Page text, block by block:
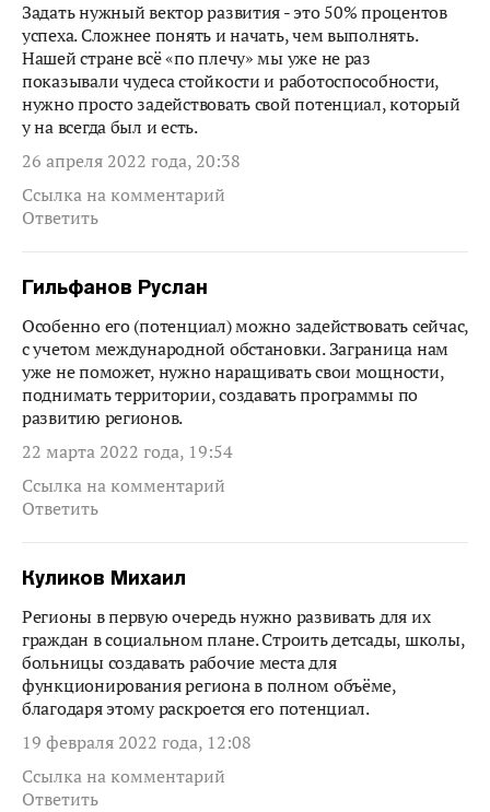
Задать нужный вектор развития - это 50% процентов
успеха. Сложнее понять и начать, чем выполнять.
Нашей стране всё «по плечу» мы уже не раз
показывали чудеса стойкости и работоспособности,
нужно просто задействовать свой потенциал, который
у на всегда был и есть.
26 апреля 2022 года, 20:38
Ссылка на комментарий
Ответить
Гильфанов Руслан
Особенно его (потенциал) можно задействовать сейчас,
с учетом международной обстановки. Заграница нам
уже не поможет, нужно наращивать свои мощности,
поднимать территории, создавать программы по
развитию регионов.
22 марта 2022 года, 19:54
Ссылка на комментарий
Ответить
Куликов Михаил
Регионы в первую очередь нужно развивать для их
граждан в социальном плане. Строить детсады, школы,
больницы создавать рабочие места для
функционирования региона в полном объёме,
благодаря этому раскроется его потенциал.
19 февраля 2022 года, 12:08
Ссылка на комментарий
Ответить